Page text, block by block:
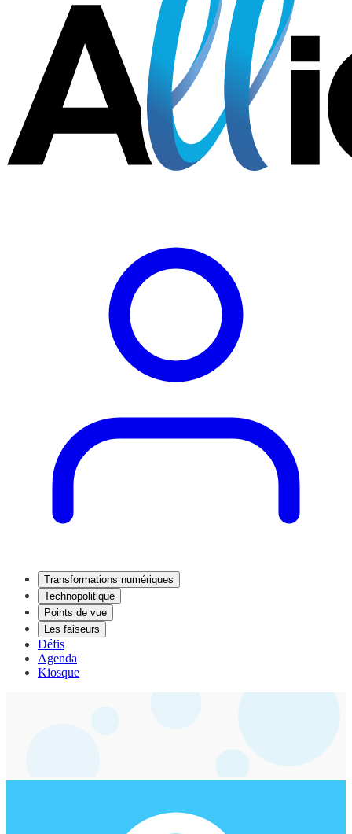
Transformations numériques
Technopolitique
Points de vue
Les faiseurs
Défis
Agenda
Kiosque